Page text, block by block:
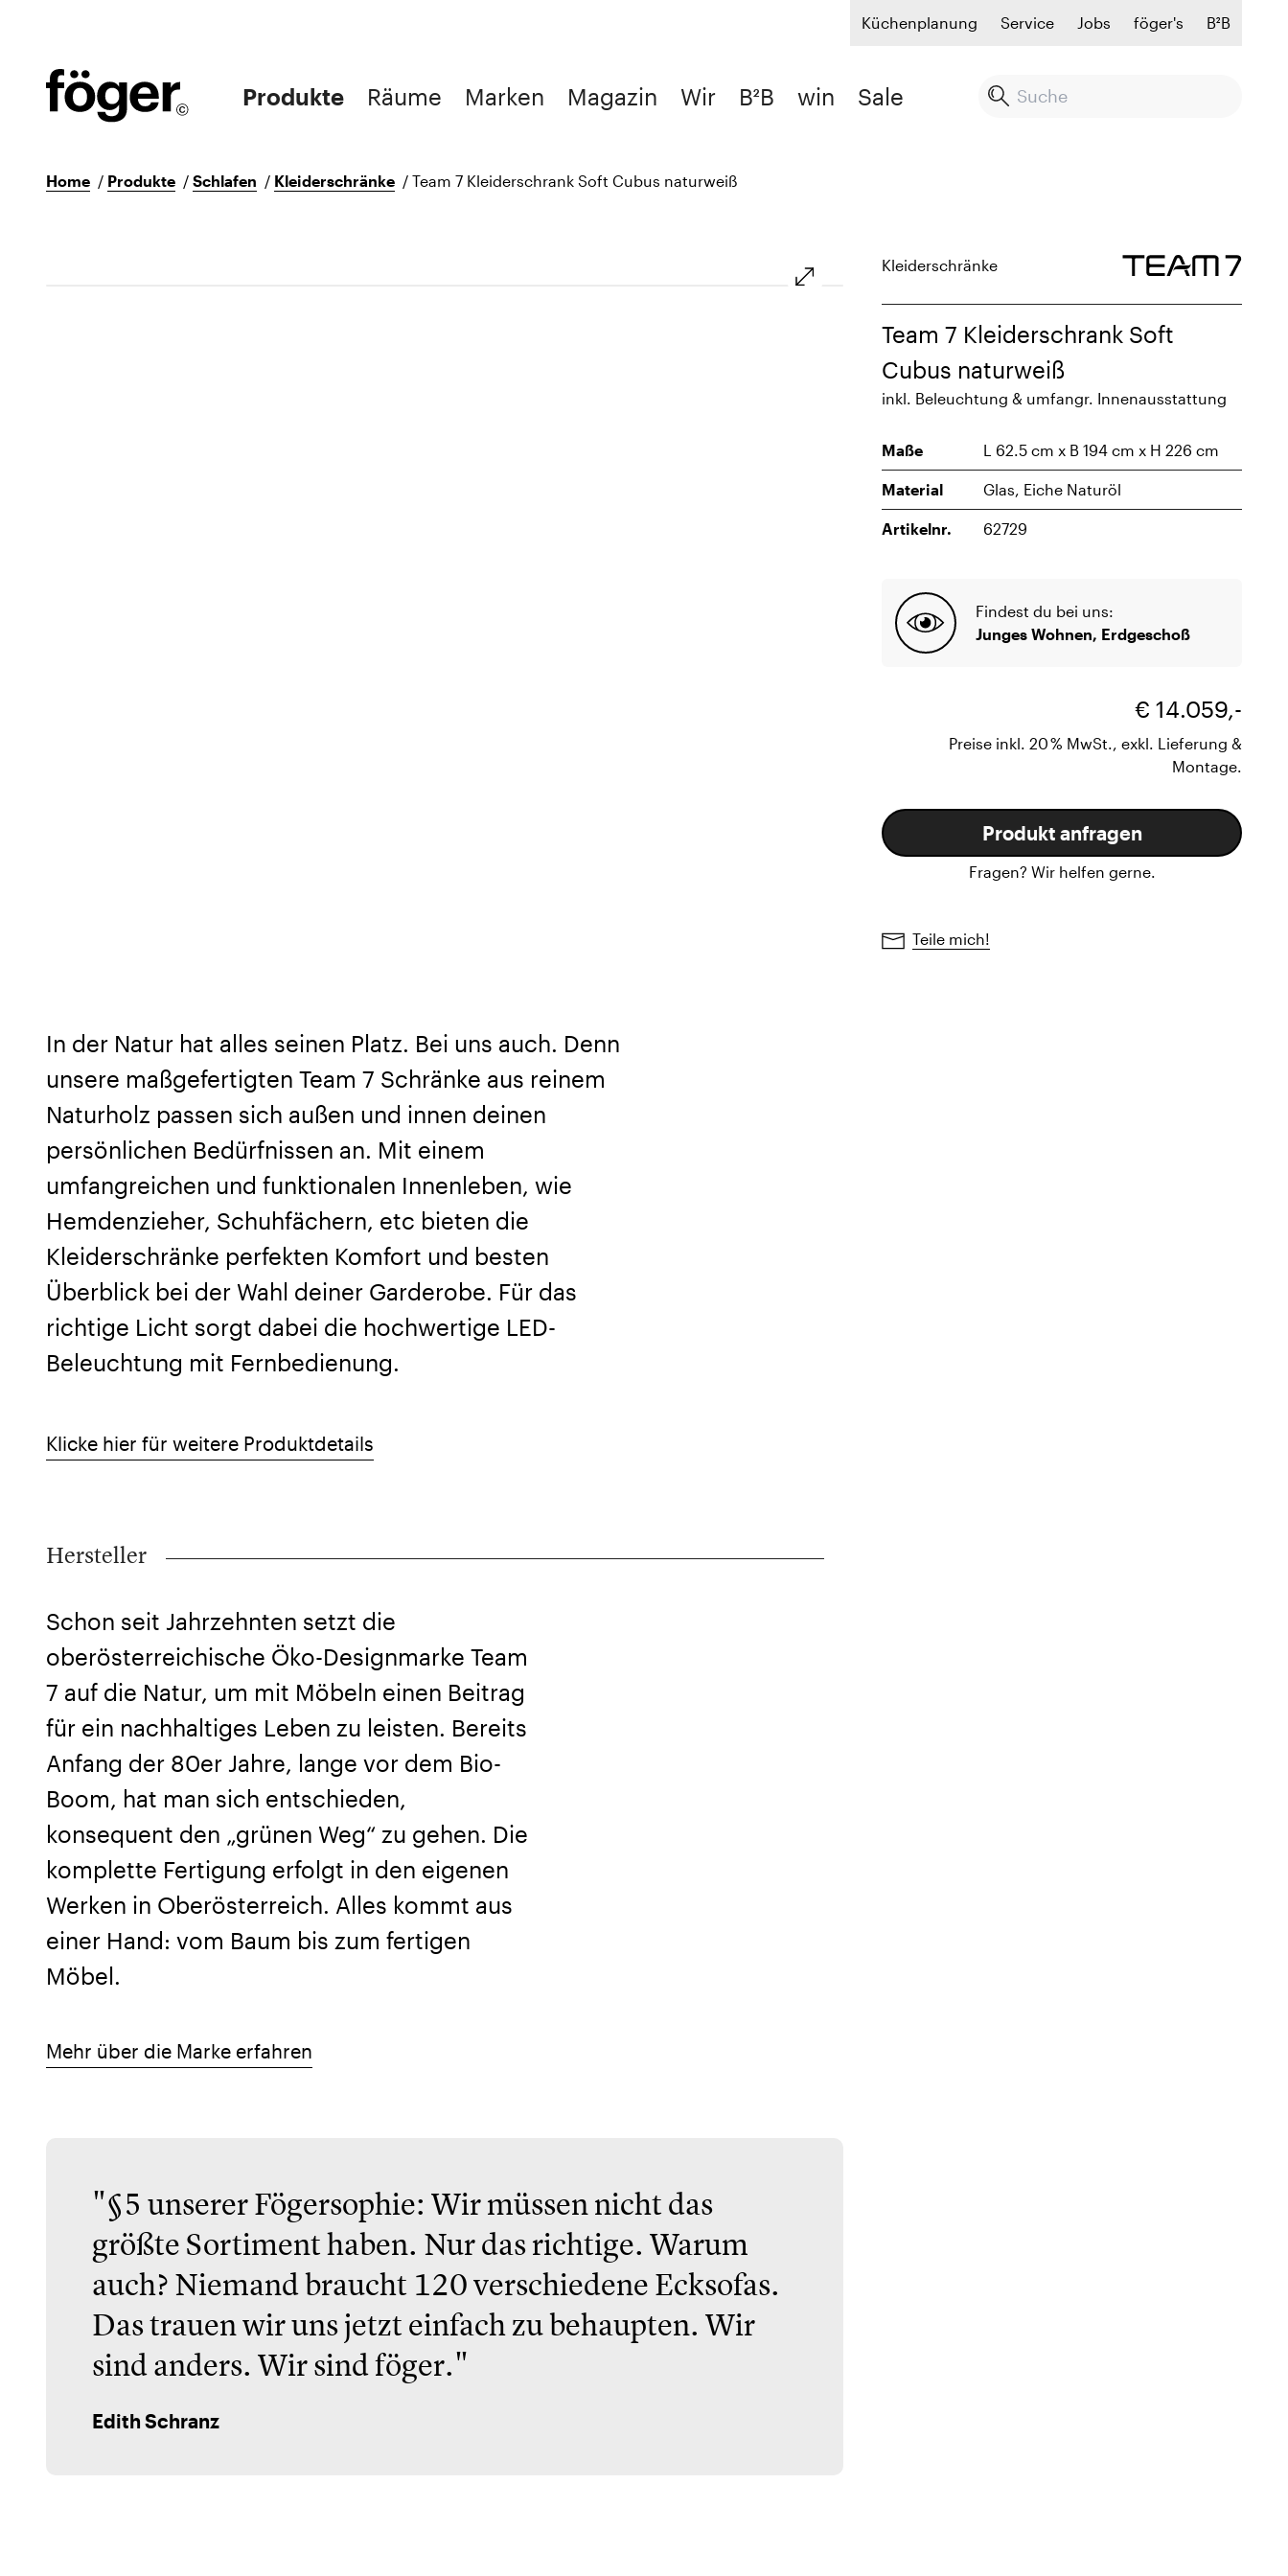
Küchenplanung Service Jobs föger's B²B
Produkte Räume Marken Magazin Wir B²B win Sale
Home / Produkte / Schlafen / Kleiderschränke / Team 7 Kleiderschrank Soft Cubus naturweiß
Kleiderschränke
Team 7 Kleiderschrank Soft
Cubus naturweiß
inkl. Beleuchtung & umfangr. Innenausstattung
Maße L 62.5 cm x B 194 cm x H 226 cm
Material Glas, Eiche Naturöl
Artikelnr. 62729
Findest du bei uns:
Junges Wohnen, Erdgeschoß
€ 14.059,-
Preise inkl. 20 % MwSt., exkl. Lieferung &
Montage.
Produkt anfragen
Fragen? Wir helfen gerne.
Teile mich!
In der Natur hat alles seinen Platz. Bei uns auch. Denn
unsere maßgefertigten Team 7 Schränke aus reinem
Naturholz passen sich außen und innen deinen
persönlichen Bedürfnissen an. Mit einem
umfangreichen und funktionalen Innenleben, wie
Hemdenzieher, Schuhfächern, etc bieten die
Kleiderschränke perfekten Komfort und besten
Überblick bei der Wahl deiner Garderobe. Für das
richtige Licht sorgt dabei die hochwertige LED-
Beleuchtung mit Fernbedienung.
Klicke hier für weitere Produktdetails
Hersteller
Schon seit Jahrzehnten setzt die
oberösterreichische Öko-Designmarke Team
7 auf die Natur, um mit Möbeln einen Beitrag
für ein nachhaltiges Leben zu leisten. Bereits
Anfang der 80er Jahre, lange vor dem Bio-
Boom, hat man sich entschieden,
konsequent den „grünen Weg“ zu gehen. Die
komplette Fertigung erfolgt in den eigenen
Werken in Oberösterreich. Alles kommt aus
einer Hand: vom Baum bis zum fertigen
Möbel.
Mehr über die Marke erfahren
"§5 unserer Fögersophie: Wir müssen nicht das
größte Sortiment haben. Nur das richtige. Warum
auch? Niemand braucht 120 verschiedene Ecksofas.
Das trauen wir uns jetzt einfach zu behaupten. Wir
sind anders. Wir sind föger."
Edith Schranz